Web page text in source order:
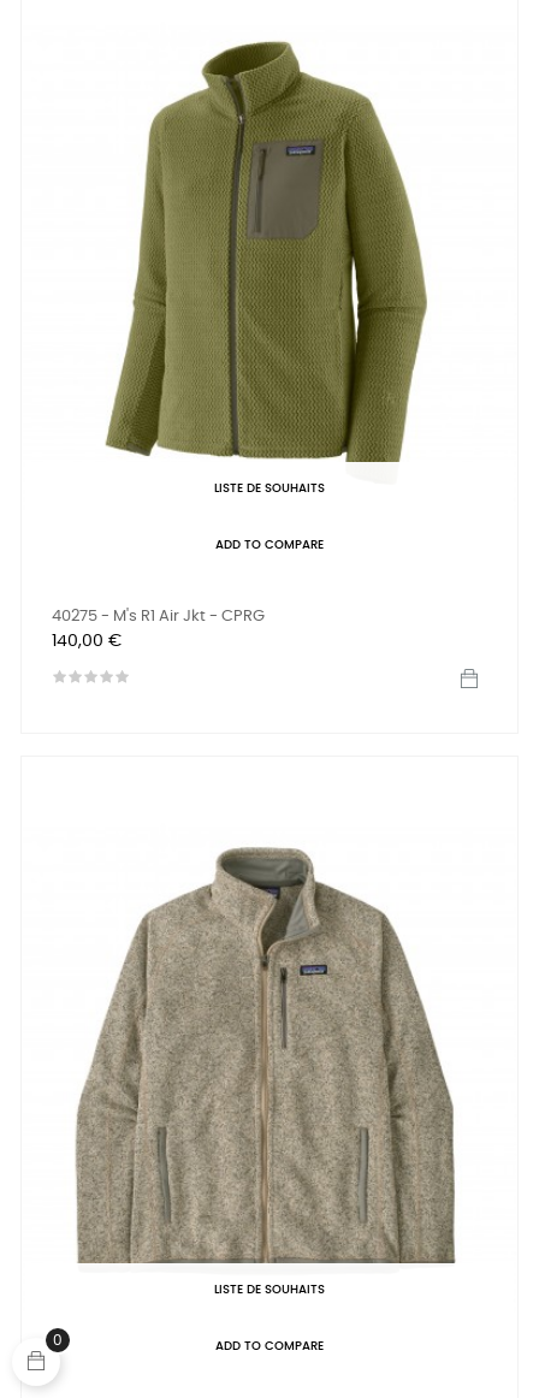
LISTE DE SOUHAITS
ADD TO COMPARE
40275 - M's R1 Air Jkt - CPRG
Prix
140,00 €
LISTE DE SOUHAITS
ADD TO COMPARE
0